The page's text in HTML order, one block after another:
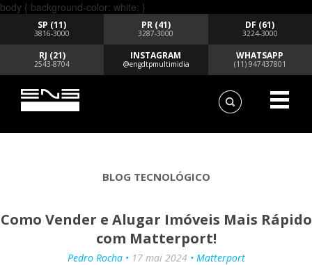
body { background-color: white; }
SP (11)
3816-3000
PR (41)
3287-3000
DF (61)
3224-3000
RJ (21)
2543-8704
INSTAGRAM
@engdtpmultimidia
WHATSAPP
(11) 947437801
BLOG TECNOLÓGICO
Como Vender e Alugar Imóveis Mais Rápido
com Matterport!
Pedro Rocha • 17 mai 2024• Matterport